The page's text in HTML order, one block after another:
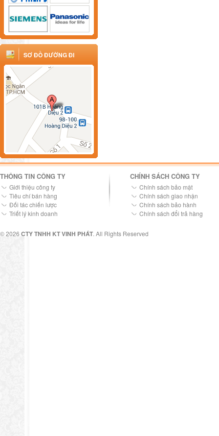
SƠ ĐỒ ĐƯỜNG ĐI
THÔNG TIN CÔNG TY
Giới thiệu công ty
Tiêu chí bán hàng
Đối tác chiến lược
Triết lý kinh doanh
CHÍNH SÁCH CÔNG TY
Chính sách bảo mật
Chính sách giao nhận
Chính sách bảo hành
Chính sách đổi trả hàng
© 2026 CTY TNHH KT VINH PHÁT. All Rights Reserved